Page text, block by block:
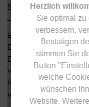
Herzlich
Sie optimal zu
verbessern,
Bestätigen
stimmen Sie
Button
welche
wünschen
Website.
Service & Versand
Eucell
Eucell Ernährungscoach
Eucell Fitness Coach
Versandbedingungen
Rücksendung
Versandpartner